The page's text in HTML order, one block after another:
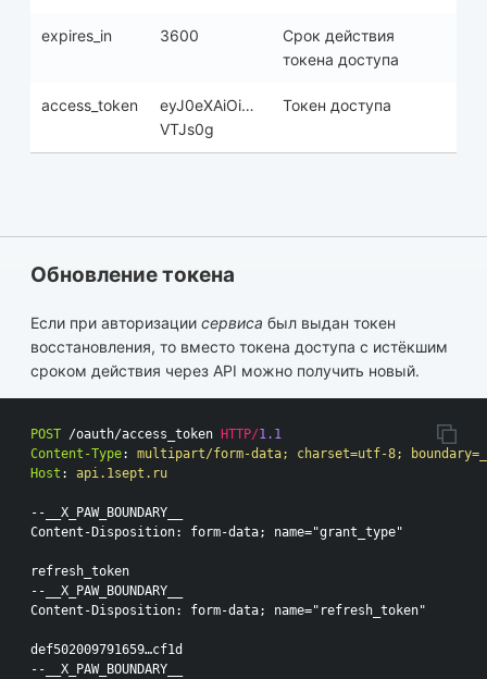
expires_in 3600
Срок действия
токена доступа
access_token
eyJ0eXAiOi…
VTJs0g
Токен доступа
Обновление токена
Если при авторизации сервиса был выдан токен
восстановления, то вместо токена доступа с истёкшим
сроком действия через API можно получить новый.
POST /oauth/access_token HTTP/1.1
Content-Type:
multipart/form-data; charset=utf-8;
Host : api.1sept.ru
--__X_PAW_BOUNDARY__
Content-Disposition: form-data; name="grant_type"
refresh_token
--__X_PAW_BOUNDARY__
Content-Disposition: form-data; name="refresh_token"
def502009791659…cf1d
--__X_PAW_BOUNDARY__